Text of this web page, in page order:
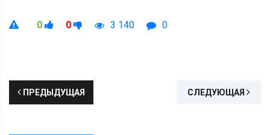
0 0 3 140 0
ПРЕДЫДУЩАЯ СЛЕДУЮЩАЯ